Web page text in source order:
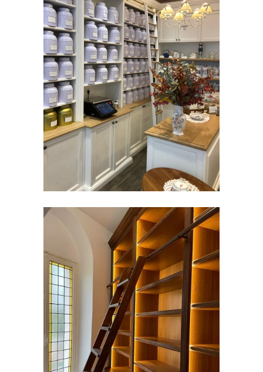
BOUTIQUES (COMMERCE)
Aménagement
BIBLIOTHÈQUE
Aménagement